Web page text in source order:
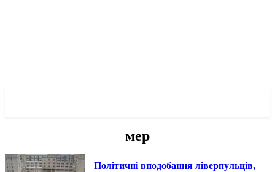
мер
Політичні вподобання ліверпульців,